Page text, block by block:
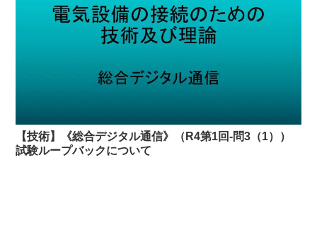
【技術】《総合デジタル通信》（R4第1回-問3（1））
試験ループバックについて